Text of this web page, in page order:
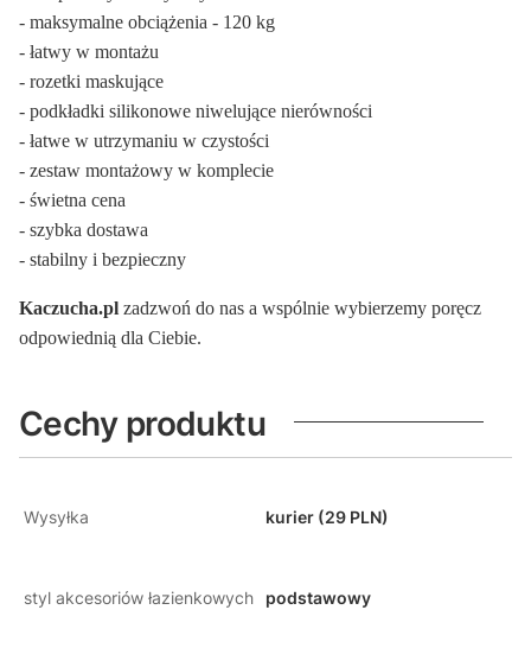
- maksymalne obciążenia - 120 kg
- łatwy w montażu
- rozetki maskujące
- podkładki silikonowe niwelujące nierówności
- łatwe w utrzymaniu w czystości
- zestaw montażowy w komplecie
- świetna cena
- szybka dostawa
- stabilny i bezpieczny
Kaczucha.pl zadzwoń do nas a wspólnie wybierzemy poręcz
odpowiednią dla Ciebie.
Cechy produktu
Wysyłka kurier (29 PLN)
styl akcesoriów łazienkowych podstawowy